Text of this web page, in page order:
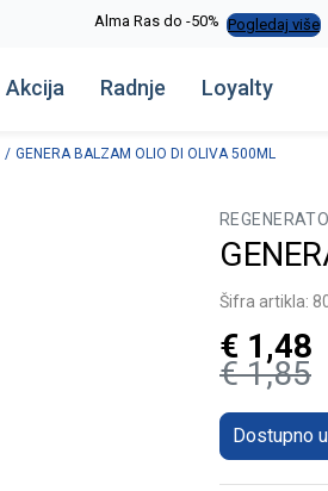
Alma Ras do -50% Pogledaj više
Akcija Radnje Loyalty
GENERA BALZAM OLIO DI OLIVA 500ML
Šifra artikla:
€ 1,85
€ 1,48
Dostupno